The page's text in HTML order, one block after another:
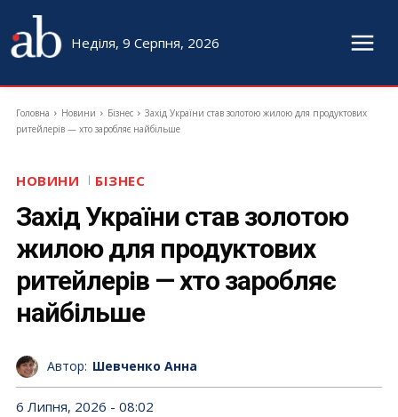
Неділя, 9 Серпня, 2026
Головна Новини Бізнес
Захід України став золотою жилою для продуктових
ритейлерів — хто заробляє найбільше
НОВИНИ БІЗНЕС
Захід України став золотою
жилою для продуктових
ритейлерів — хто заробляє
найбільше
Автор: Шевченко Анна
6 Липня, 2026 - 08:02